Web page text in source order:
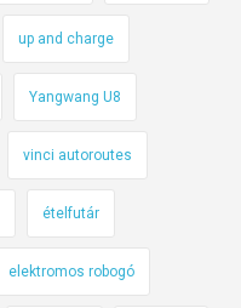
up and charge
Yangwang U8
vinci autoroutes
ételfutár
elektromos robogó